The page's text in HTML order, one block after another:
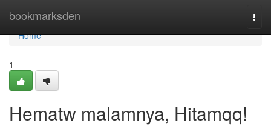
bookmarksden
Home
Home
1
Hematw malamnya, Hitamqq!